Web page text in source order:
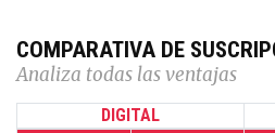
COMPARATIVA DE
Analiza todas las ventajas
DIGITAL